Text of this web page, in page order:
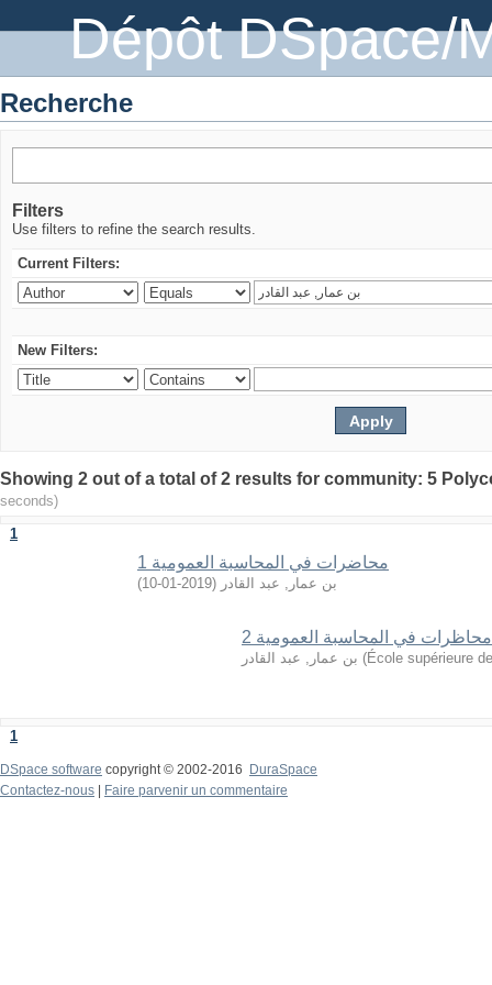
Dépôt DSpace/
Recherche
Filters
Use filters to refine the search results.
Current Filters:
New Filters:
Showing 2 out of a total of 2 results for community: 5
seconds)
1
محاضرات في المحاسبة العمومية 1
بن عمار, عبد القادر (
2019-01-10
)
محاظرات في المحاسبة العمومية 2
بن عمار, عبد القادر (École supérieure
1
DSpace software copyright © 2002-2016
DuraSpace
Contactez-nous
Faire parvenir un commentaire